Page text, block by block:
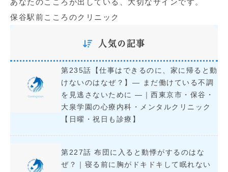
あなたのこころが出している、大切なサインです。
保谷駅前こころのクリニック
人気の記事
第235話【仕事はできるのに、家に帰ると動
けないのはなぜ？】― まだ働けている不調
を見逃さないために ―｜西東京市・保谷・
大泉学園の心療内科・メンタルクリニック
【日曜・祝日も診療】
第227話 布団に入ると動悸がするのはな
ぜ？｜寝る前に胸がドキドキして眠れない